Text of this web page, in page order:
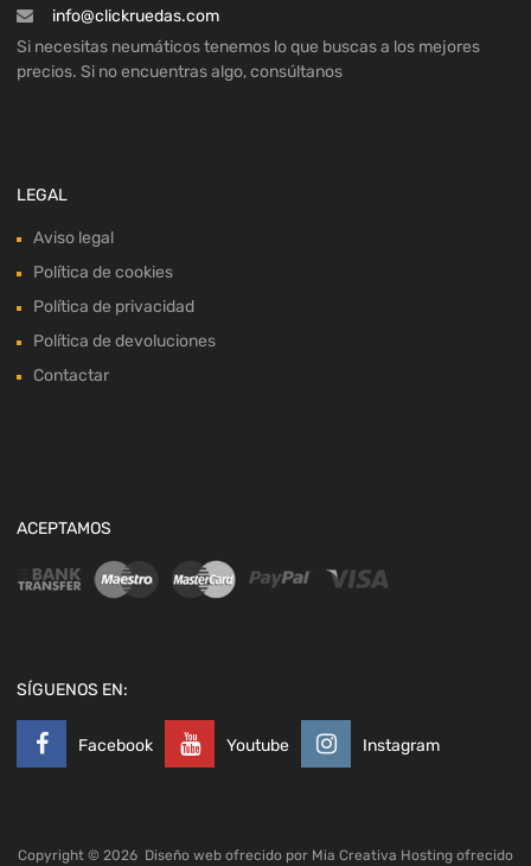
info@clickruedas.com
Si necesitas neumáticos tenemos lo que buscas a los mejores
precios. Si no encuentras algo, consúltanos
LEGAL
Aviso legal
Política de cookies
Política de privacidad
Política de devoluciones
Contactar
ACEPTAMOS
SÍGUENOS EN:
Facebook Youtube Instagram
Copyright © 2026 Diseño web ofrecido por Mia Creativa Hosting ofrecido